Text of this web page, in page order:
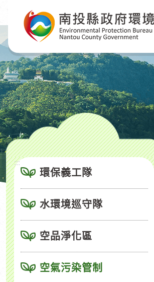
要
內
容
區
塊
:::
環保義工隊
水環境巡守隊
空品淨化區
空氣污染管制